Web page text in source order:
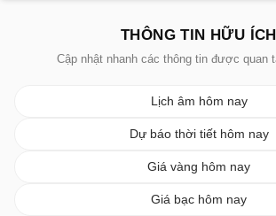
THÔNG TIN HỮU ÍCH
Cập nhật nhanh các thông tin được quan
Lịch âm hôm nay
Dự báo thời tiết hôm nay
Giá vàng hôm nay
Giá bạc hôm nay